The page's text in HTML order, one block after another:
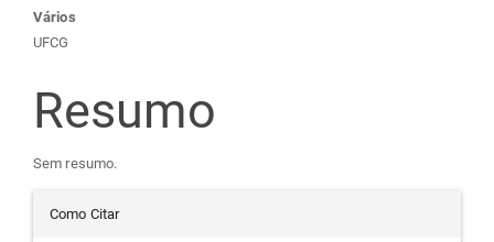
Conteúdo
do
artigo
principal
Vários
UFCG
Resumo
Sem resumo.
Detalhes
Como Citar